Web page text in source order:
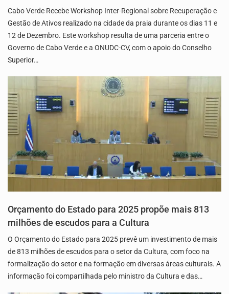
Cabo Verde Recebe Workshop Inter-Regional sobre Recuperação e
Gestão de Ativos realizado na cidade da praia durante os dias 11 e
12 de Dezembro. Este workshop resulta de uma parceria entre o
Governo de Cabo Verde e a ONUDC-CV, com o apoio do Conselho
Superior…
Orçamento do Estado para 2025 propõe mais 813
milhões de escudos para a Cultura
O Orçamento do Estado para 2025 prevê um investimento de mais
de 813 milhões de escudos para o setor da Cultura, com foco na
formalização do setor e na formação em diversas áreas culturais. A
informação foi compartilhada pelo ministro da Cultura e das…